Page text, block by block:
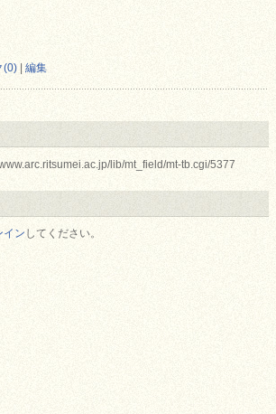
(0) 編集
lib/mt_field/mt-tb.cgi/5377
イン してください。